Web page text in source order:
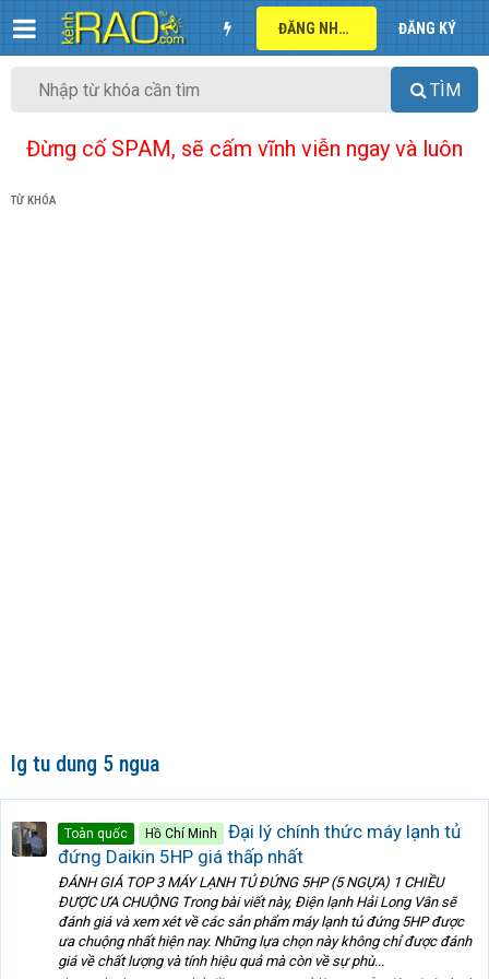
ĐĂNG NHẬP ĐĂNG KÝ
TÌM
Đừng cố SPAM, sẽ cấm vĩnh viễn ngay và luôn
TỪ KHÓA
lg tu dung 5 ngua
Toàn quốc Hồ Chí Minh
Đại lý chính thức máy lạnh tủ
đứng Daikin 5HP giá thấp nhất
ĐÁNH GIÁ TOP 3 MÁY LẠNH TỦ ĐỨNG 5HP (5 NGỰA) 1 CHIỀU
ĐƯỢC ƯA CHUỘNG Trong bài viết này, Điện lạnh Hải Long Vân sẽ
đánh giá và xem xét về các sản phẩm máy lạnh tủ đứng 5HP được
ưa chuộng nhất hiện nay. Những lựa chọn này không chỉ được đánh
giá về chất lượng và tính hiệu quả mà còn về sự phù...